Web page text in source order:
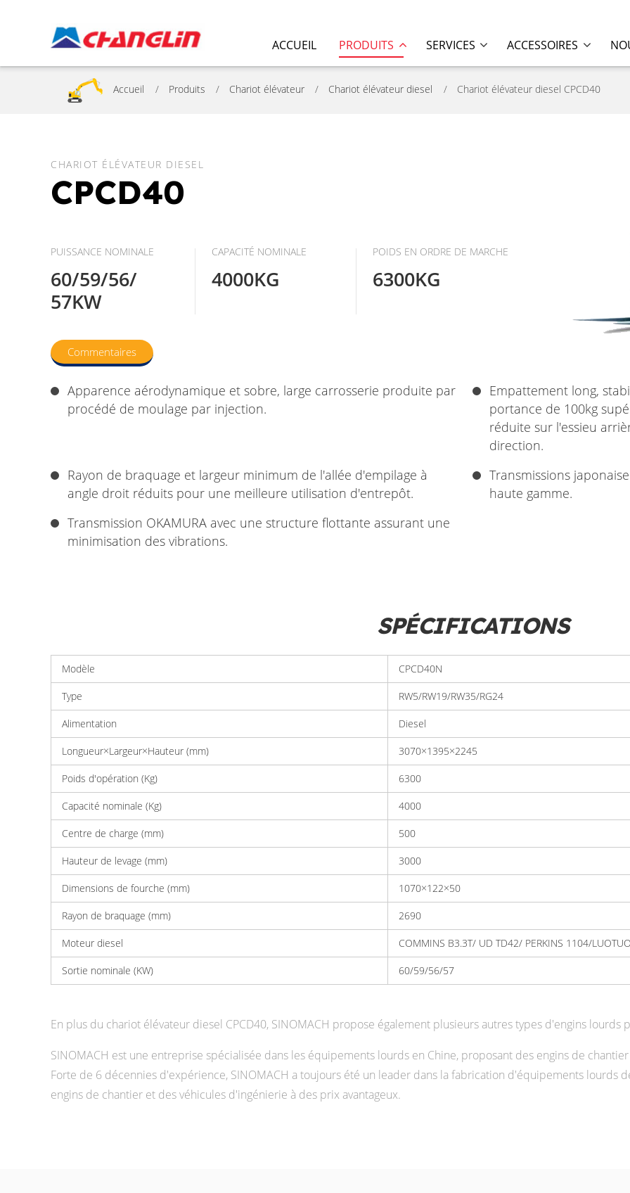
ACCUEIL PRODUITS SERVICES ACCESSOIRES
Accueil Produits Chariot élévateur Chariot élévateur diesel Chariot élévateur diesel CPCD40
CHARIOT ÉLÉVATEUR DIESEL
CPCD40
PUISSANCE NOMINALE
60/59/56/
57KW
CAPACITÉ NOMINALE
4000KG
POIDS EN ORDRE DE MARCHE
6300KG
Commentaires
Apparence aérodynamique et sobre, large carrosserie produite par
procédé de moulage par injection.
Empattement long,
portance de 100kg
réduite sur l'essieu
direction.
Rayon de braquage et largeur minimum de l'allée d'empilage à
angle droit réduits pour une meilleure utilisation d'entrepôt.
Transmissions
haute gamme.
Transmission OKAMURA avec une structure flottante assurant une
minimisation des vibrations.
SPÉCIFICATIONS
Modèle CPCD40N
Type RW5/RW19/RW35/RG24
Alimentation Diesel
Longueur×Largeur×Hauteur (mm) 3070×1395×2245
Poids d'opération (Kg) 6300
Capacité nominale (Kg) 4000
Centre de charge (mm) 500
Hauteur de levage (mm) 3000
Dimensions de fourche (mm) 1070×122×50
Rayon de braquage (mm) 2690
Moteur diesel COMMINS B3.3T/ UD TD42/ PERKINS 1104/
Sortie nominale (KW) 60/59/56/57
En plus du chariot élévateur diesel CPCD40, SINOMACH propose également plusieurs autres types d'engins
SINOMACH est une entreprise spécialisée dans les équipements lourds en Chine, proposant des engins de
Forte de 6 décennies d'expérience, SINOMACH a toujours été un leader dans la fabrication d'équipements lourds
engins de chantier et des véhicules d'ingénierie à des prix avantageux.